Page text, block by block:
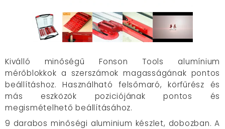
Kiválló minőségű Fonson Tools alumínium
mérőblokkok a szerszámok magasságának pontos
beállításhoz. Használható felsőmaró, körfűrész és
más eszközök poziciójának pontos és
megismételhető beállításához.
9 darabos minőségi aluminium készlet, dobozban. A